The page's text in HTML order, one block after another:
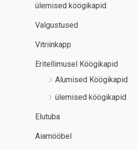
ülemised köögikapid
Valgustused
Vitriinkapp
Eritellimusel Köögikapid
Alumised Köögikapid
ülemised köögikapid
Elutuba
Aiamööbel